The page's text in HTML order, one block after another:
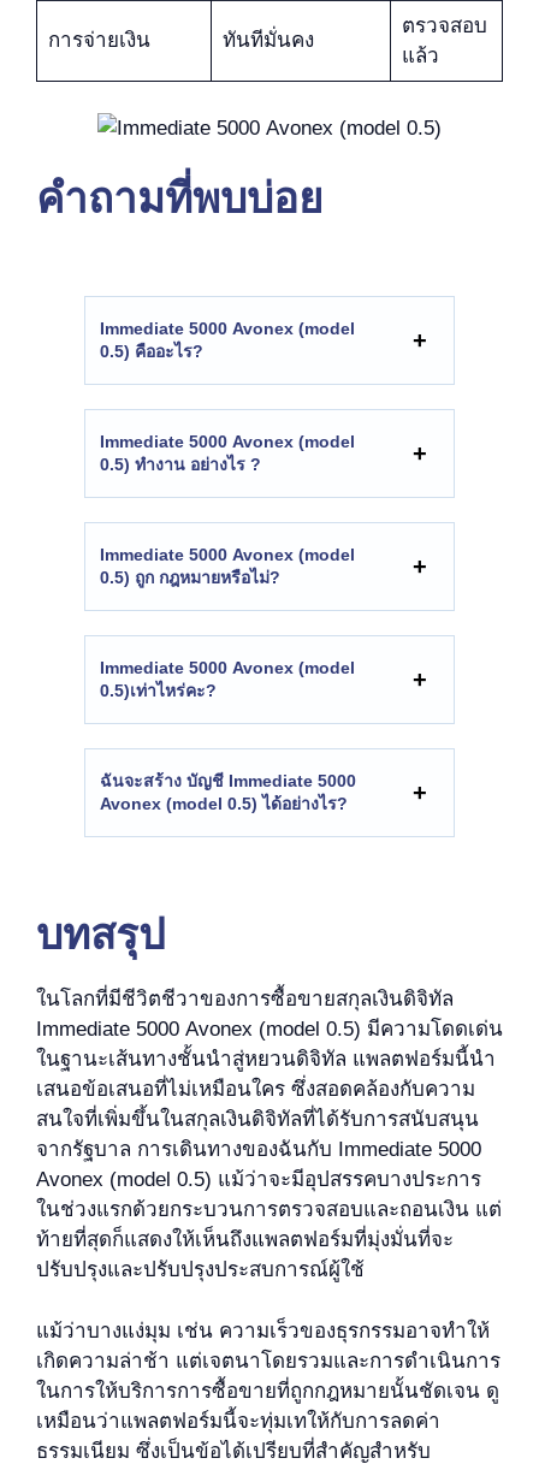
การจ่ายเงิน ทันทีมั่นคง
ตรวจสอบ
แล้ว
คำถามที่พบบ่อย
Immediate 5000 Avonex (model
0.5) คืออะไร?
Immediate 5000 Avonex (model
0.5) ทำงาน อย่างไร ?
Immediate 5000 Avonex (model
0.5) ถูก กฎหมายหรือไม่?
Immediate 5000 Avonex (model
0.5)เท่าไหร่คะ?
ฉันจะสร้าง บัญชี Immediate 5000
Avonex (model 0.5) ได้อย่างไร?
บทสรุป
ในโลกที่มีชีวิตชีวาของการซื้อขายสกุลเงินดิจิทัล
Immediate 5000 Avonex (model 0.5) มีความโดดเด่น
ในฐานะเส้นทางชั้นนำสู่หยวนดิจิทัล แพลตฟอร์มนี้นำ
เสนอข้อเสนอที่ไม่เหมือนใคร ซึ่งสอดคล้องกับความ
สนใจที่เพิ่มขึ้นในสกุลเงินดิจิทัลที่ได้รับการสนับสนุน
จากรัฐบาล การเดินทางของฉันกับ Immediate 5000
Avonex (model 0.5) แม้ว่าจะมีอุปสรรคบางประการ
ในช่วงแรกด้วยกระบวนการตรวจสอบและถอนเงิน แต่
ท้ายที่สุดก็แสดงให้เห็นถึงแพลตฟอร์มที่มุ่งมั่นที่จะ
ปรับปรุงและปรับปรุงประสบการณ์ผู้ใช้
แม้ว่าบางแง่มุม เช่น ความเร็วของธุรกรรมอาจทำให้
เกิดความล่าช้า แต่เจตนาโดยรวมและการดำเนินการ
ในการให้บริการการซื้อขายที่ถูกกฎหมายนั้นชัดเจน ดู
เหมือนว่าแพลตฟอร์มนี้จะทุ่มเทให้กับการลดค่า
ธรรมเนียม ซึ่งเป็นข้อได้เปรียบที่สำคัญสำหรับ